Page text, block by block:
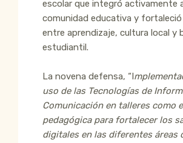
escolar que integró activamente
comunidad educativa y fortaleció
entre aprendizaje, cultura local y
estudiantil.
La novena defensa, “I
uso de las Tecnologías de
Comunicación en talleres como
pedagógica para fortalecer los
digitales en las diferentes áreas